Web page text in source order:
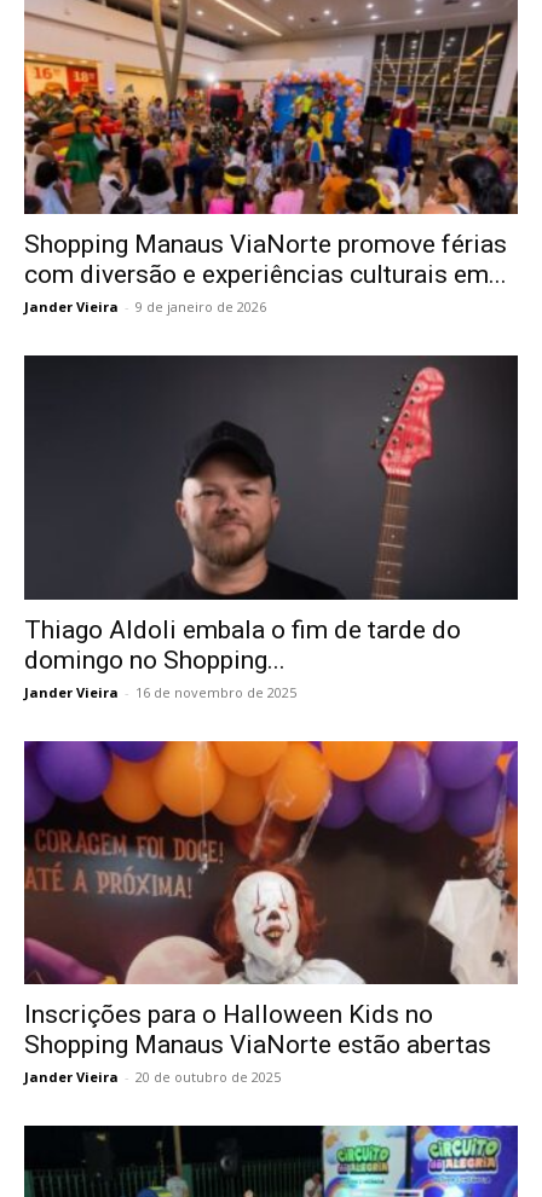
Shopping Manaus ViaNorte promove férias
com diversão e experiências culturais em...
Jander Vieira - 9 de janeiro de 2026
Thiago Aldoli embala o fim de tarde do
domingo no Shopping...
Jander Vieira - 16 de novembro de 2025
Inscrições para o Halloween Kids no
Shopping Manaus ViaNorte estão abertas
Jander Vieira - 20 de outubro de 2025